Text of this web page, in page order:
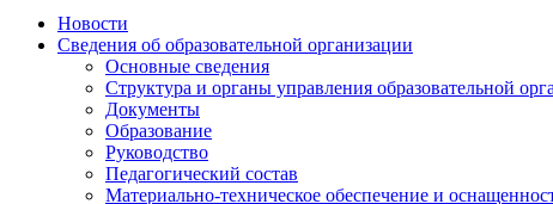
Новости
Сведения об образовательной организации
Основные сведения
Структура и органы управления образовательной
Документы
Образование
Руководство
Педагогический состав
Материально-техническое обеспечение и